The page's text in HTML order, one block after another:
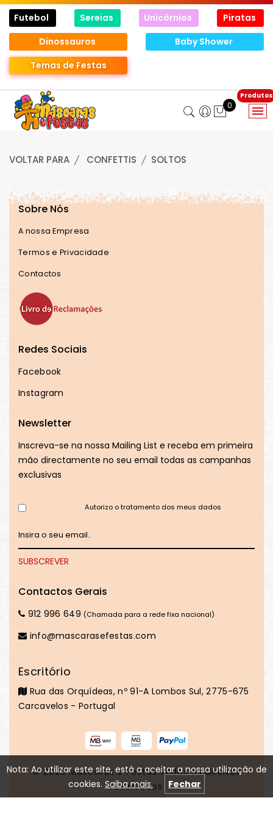
Nota: Ao utilizar este site, está a aceitar a nossa utilização de
cookies. Saiba mais. Fechar
Futebol Sereias Unicórnios
Piratas
Dinossauros
Baby Shower
Temas de Festas
0
VOLTAR PARA CONFETTIS SOLTOS
Sobre Nós
A nossa Empresa
Termos e Privacidade
Contactos
Redes Sociais
Facebook
Instagram
Newsletter
Inscreva-se na nossa Mailing List e receba em primeira
mão directamente no seu email todas as campanhas
exclusivas
Autorizo o tratamento dos meus dados
Contactos Gerais
912 996 649 (Chamada para a rede fixa nacional)
info@mascarasefestas.com
Escritório
Rua das Orquídeas, nº 91-A Lombos Sul, 2775-675
Carcavelos - Portugal
© 2020Máscaras e Festas.Todos os direitos
reservados